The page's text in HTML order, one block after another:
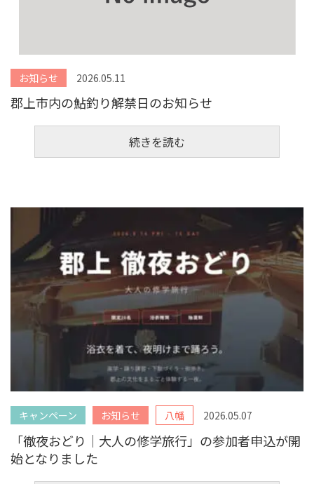
お知らせ 2026.05.11
郡上市内の鮎釣り解禁日のお知らせ
続きを読む
キャンペーン お知らせ 八幡 2026.05.07
「徹夜おどり｜大人の修学旅行」の参加者申込が開
始となりました